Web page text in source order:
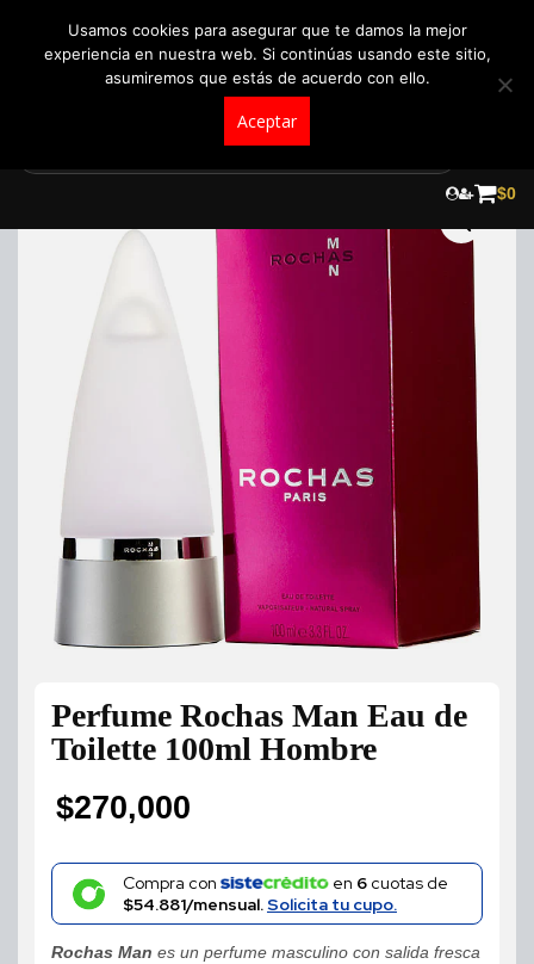
$0
Perfume Rochas Man Eau de
Toilette 100ml Hombre
$270,000
Compra con en 6cuotas de
$54.881/mensual.Solicita tu cupo.
Rochas Man es un perfume masculino con salida fresca
Usamos cookies para asegurar que te damos la mejor
experiencia en nuestra web. Si continúas usando este sitio,
asumiremos que estás de acuerdo con ello.
Aceptar